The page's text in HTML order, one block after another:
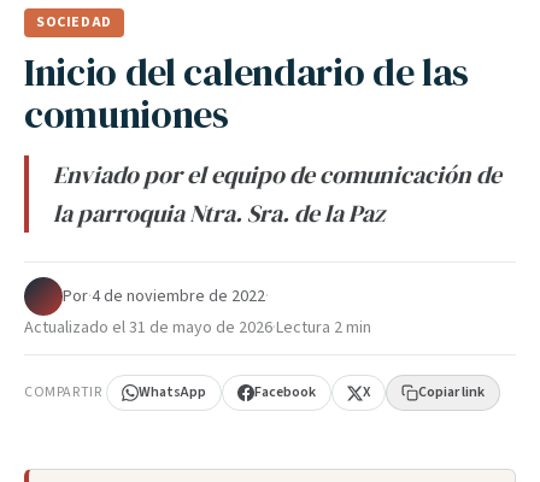
SOCIEDAD
Inicio del calendario de las
comuniones
Enviado por el equipo de comunicación de
la parroquia Ntra. Sra. de la Paz
Por·4 de noviembre de 2022·
Actualizado el31 de mayo de 2026·Lectura 2 min
COMPARTIR WhatsApp Facebook X Copiar link